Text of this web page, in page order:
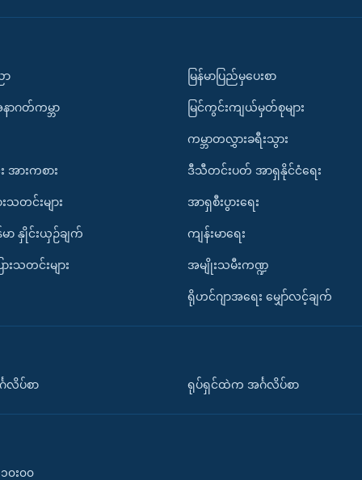
ာ
ာဂတ်ကမ္ဘာ
ားကစား
တင်းများ
မာ နှိုင်းယှဉ်ချက်
ားသတင်းများ
မြန်မာပြည်မှပေးစာ
မြင်ကွင်းကျယ်မှတ်စုများ
ကမ္ဘာတလွှားခရီးသွား
ဒီသီတင်းပတ် အာရှနိုင်ငံရေး
အာရှစီးပွားရေး
ကျန်းမာရေး
အမျိုးသမီးကဏ္ဍ
ရိုဟင်ဂျာအရေး မျှော်လင့်ချက်
လိပ်စာ ရုပ်ရှင်ထဲက အင်္ဂလိပ်စာ
၀း၀၀